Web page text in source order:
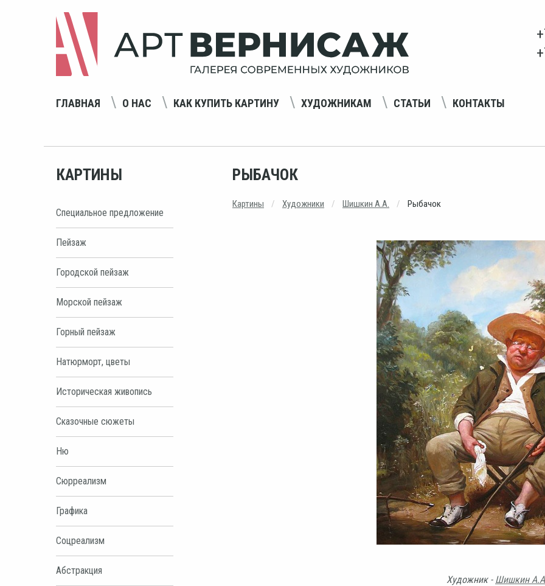
ГЛАВНАЯ О НАС КАК КУПИТЬ КАРТИНУ ХУДОЖНИКАМ СТАТЬИ КОНТАКТЫ
КАРТИНЫ
Специальное предложение
Пейзаж
Городской пейзаж
Морской пейзаж
Горный пейзаж
Натюрморт, цветы
Историческая живопись
Сказочные сюжеты
Ню
Сюрреализм
Графика
Соцреализм
Абстракция
РЫБАЧОК
Картины Художники Шишкин А.А. Рыбачок
Художник - Шишкин